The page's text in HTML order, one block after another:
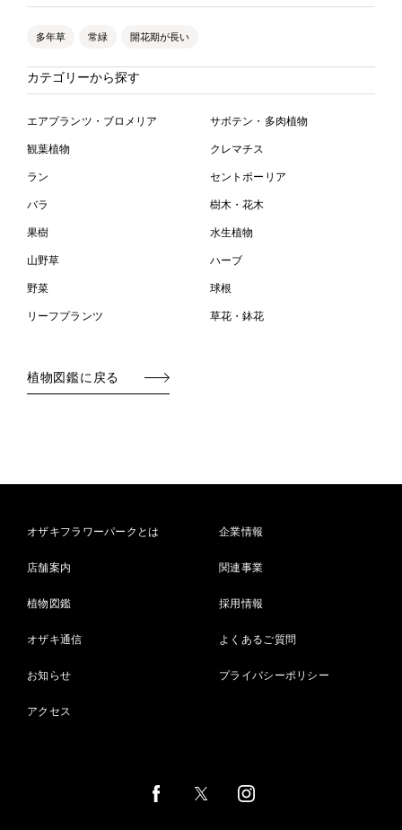
多年草 常緑 開花期が長い
カテゴリーから探す
エアプランツ・ブロメリア サボテン・多肉植物
観葉植物 クレマチス
ラン セントポーリア
バラ 樹木・花木
果樹 水生植物
山野草 ハーブ
野菜 球根
リーフプランツ 草花・鉢花
植物図鑑に戻る
オザキフラワーパークとは
店舗案内
植物図鑑
オザキ通信
お知らせ
アクセス
企業情報
関連事業
採用情報
よくあるご質問
プライバシーポリシー